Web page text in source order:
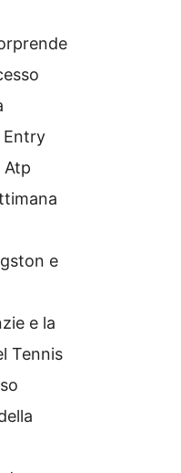
Entry
Atp
e
e la
Tennis